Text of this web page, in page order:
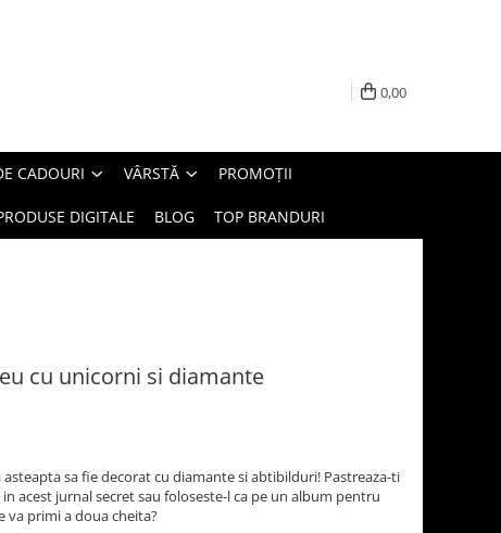
0,00
CADOURI VÂRSTĂ PROMOȚII
DIGITALE BLOG TOP BRANDURI
cu unicorni si diamante
sa fie decorat cu diamante si abtibilduri! Pastreaza-ti
acest jurnal secret sau foloseste-l ca pe un album pentru
va primi a doua cheita?